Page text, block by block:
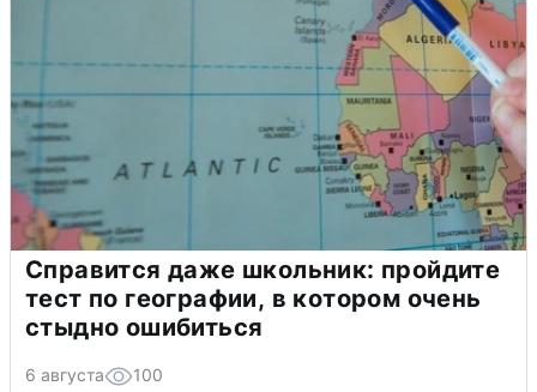
Справится даже школьник: пройдите
тест по географии, в котором очень
стыдно ошибиться
6 августа 100